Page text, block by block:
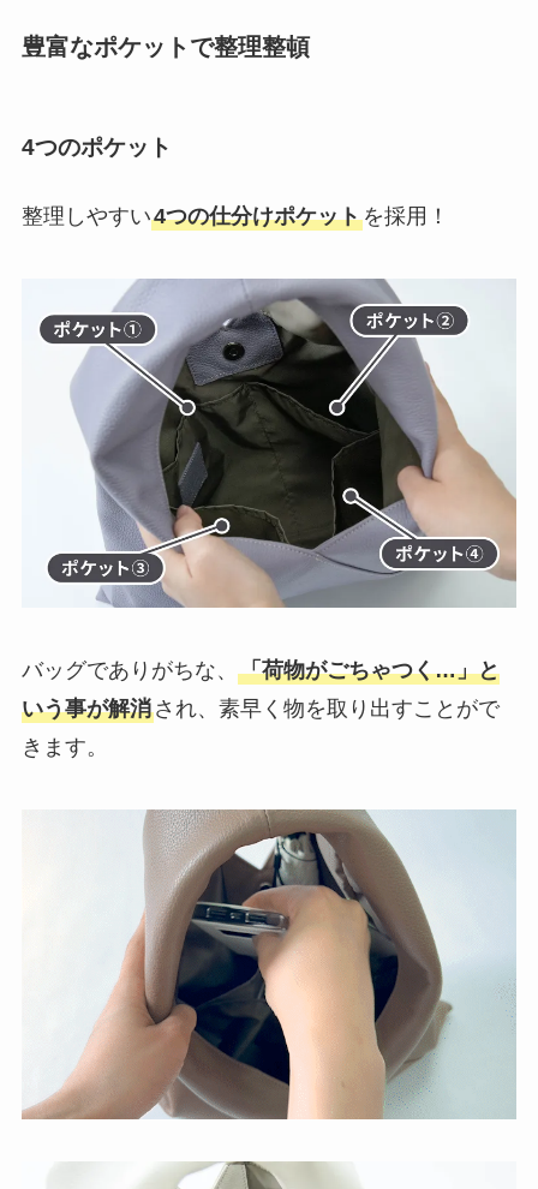
豊富なポケットで整理整頓
4つのポケット
整理しやすい4つの仕分けポケットを採用！
バッグでありがちな、 「荷物がごちゃつく…」と
いう事が解消され、素早く物を取り出すことがで
きます。